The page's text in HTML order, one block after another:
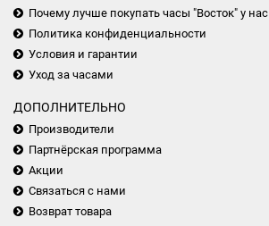
Почему лучше покупать часы "Восток" у нас
Политика конфиденциальности
Условия и гарантии
Уход за часами
ДОПОЛНИТЕЛЬНО
Производители
Партнёрская программа
Акции
Связаться с нами
Возврат товара